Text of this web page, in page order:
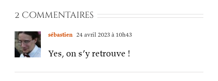
2 Commentaires
sébastien 24 avril 2023 à 10h43
Yes, on s’y retrouve !